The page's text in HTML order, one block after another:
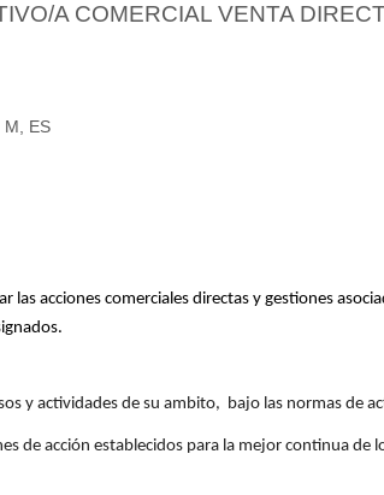
A COMERCIAL VENTA
M, ES
las acciones comerciales directas y gestiones
y actividades de su ambito, bajo las normas de
de acción establecidos para la mejor continua de